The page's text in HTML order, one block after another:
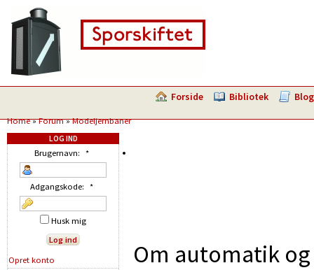
Forside Bibliotek Blog
Home»Forum»Modeljernbaner
Om automatik
LOG IND
Brugernavn: *
Adgangskode: *
Husk mig
Opret konto